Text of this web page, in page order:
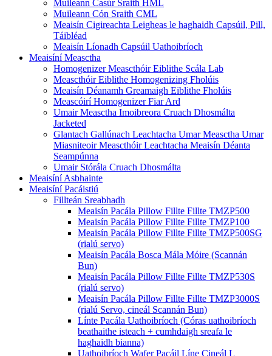
Muileann Casúr Sraith HML
Muileann Cón Sraith CML
Meaisín Cigireachta Leigheas le haghaidh Capsúil, Pill,
Táibléad
Meaisín Líonadh Capsúil Uathoibríoch
Meaisíní Measctha
Homogenizer Meascthóir Eiblithe Scála Lab
Meascthóir Eiblithe Homogenizing Fholúis
Meaisín Déanamh Greamaigh Eiblithe Fholúis
Meascóirí Homogenizer Fiar Ard
Umair Measctha Imoibreora Cruach Dhosmálta
Jacketed
Glantach Gallúnach Leachtacha Umar Measctha Umar
Miasniteoir Meascthóir Leachtacha Meaisín Déanta
Seampúnna
Umair Stórála Cruach Dhosmálta
Meaisíní Asbhainte
Meaisíní Pacáistiú
Fillteán Sreabhadh
Meaisín Pacála Pillow Fillte Fillte TMZP500
Meaisín Pacála Pillow Fillte Fillte TMZP100
Meaisín Pacála Pillow Fillte Fillte TMZP500SG
(rialú servo)
Meaisín Pacála Bosca Mála Móire (Scannán
Bun)
Meaisín Pacála Pillow Fillte Fillte TMZP530S
(rialú servo)
Meaisín Pacála Pillow Fillte Fillte TMZP3000S
(rialú Servo, cineál Scannán Bun)
Línte Pacála Uathoibríoch (Córas uathoibríoch
beathaithe isteach + cumhdaigh sreafa le
haghaidh bianna)
Uathoibríoch Wafer Pacáil Líne Cineál L